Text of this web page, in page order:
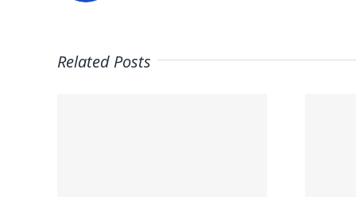
Related Posts